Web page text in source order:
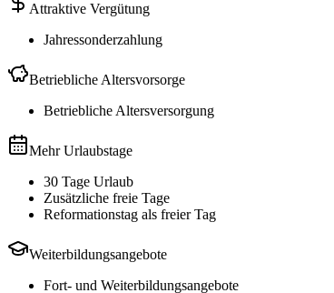
Attraktive Vergütung
Jahressonderzahlung
Betriebliche Altersvorsorge
Betriebliche Altersversorgung
Mehr Urlaubstage
30 Tage Urlaub
Zusätzliche freie Tage
Reformationstag als freier Tag
Weiterbildungsangebote
Fort- und Weiterbildungsangebote